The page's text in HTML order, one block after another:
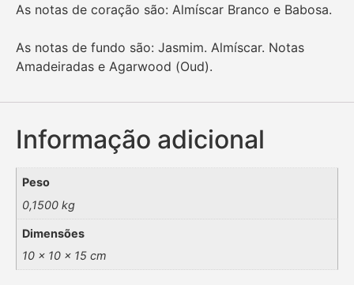
As notas de coração são: Almíscar Branco e Babosa.
As notas de fundo são: Jasmim. Almíscar. Notas
Amadeiradas e Agarwood (Oud).
Informação adicional
Peso
0,1500 kg
Dimensões
10 × 10 × 15 cm